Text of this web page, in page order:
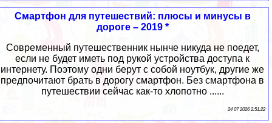
Смартфон для путешествий: плюсы и минусы в
дороге – 2019 *
Современный путешественник нынче никуда не поедет,
если не будет иметь под рукой устройства доступа к
интернету. Поэтому одни берут с собой ноутбук, другие же
предпочитают брать в дорогу смартфон. Без смартфона в
путешествии сейчас как-то хлопотно ......
24 07 2026 2:51:22